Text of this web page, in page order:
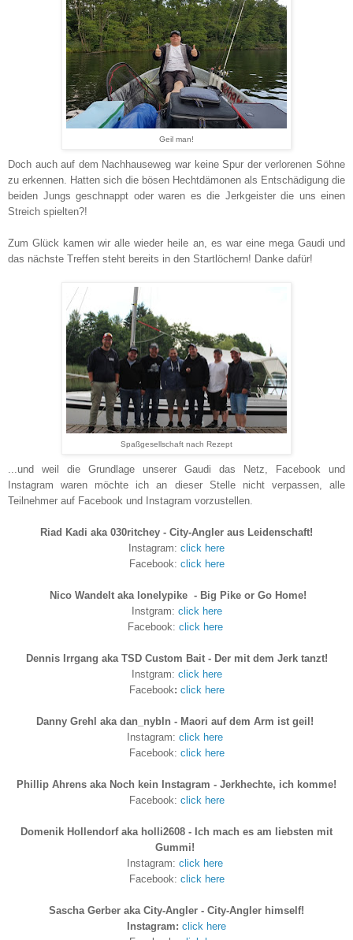
Geil man!
Doch auch auf dem Nachhauseweg war keine Spur der verlorenen Söhne
zu erkennen. Hatten sich die bösen Hechtdämonen als Entschädigung die
beiden Jungs geschnappt oder waren es die Jerkgeister die uns einen
Streich spielten?!
Zum Glück kamen wir alle wieder heile an, es war eine mega Gaudi und
das nächste Treffen steht bereits in den Startlöchern! Danke dafür!
Spaßgesellschaft nach Rezept
...und weil die Grundlage unserer Gaudi das Netz, Facebook und
Instagram waren möchte ich an dieser Stelle nicht verpassen, alle
Teilnehmer auf Facebook und Instagram vorzustellen.
Riad Kadi aka 030ritchey - City-Angler aus Leidenschaft!
Instagram: click here
Facebook: click here
Nico Wandelt aka lonelypike - Big Pike or Go Home!
Instgram: click here
Facebook: click here
Dennis Irrgang aka TSD Custom Bait - Der mit dem Jerk tanzt!
Instgram: click here
Facebook: click here
Danny Grehl aka dan_nybln - Maori auf dem Arm ist geil!
Instagram: click here
Facebook: click here
Phillip Ahrens aka Noch kein Instagram - Jerkhechte, ich komme!
Facebook: click here
Domenik Hollendorf aka holli2608 - Ich mach es am liebsten mit
Gummi!
Instagram: click here
Facebook: click here
Sascha Gerber aka City-Angler - City-Angler himself!
Instagram: click here